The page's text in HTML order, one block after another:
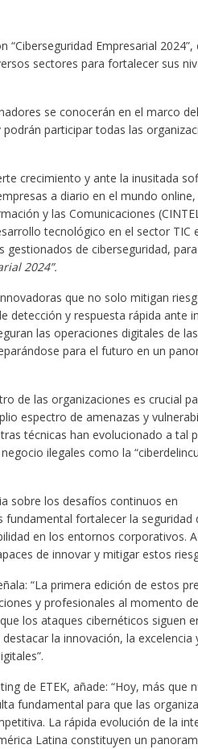
“Ciberseguridad Empresarial 2024”,
sectores para fortalecer sus
se conocerán en el marco del
participar todas las
crecimiento y ante la inusitada
a diario en el mundo
y las Comunicaciones
tecnológico en el sector TIC
gestionados de ciberseguridad,
2024”.
que no solo mitigan
detección y respuesta rápida ante
las operaciones digitales de las
para el futuro en un
de las organizaciones es crucial
espectro de amenazas y
técnicas han evolucionado a tal
ilegales como la
sobre los desafíos continuos en
fundamental fortalecer la seguridad
en los entornos corporativos.
de innovar y mitigar estos
“La primera edición de estos
y profesionales al momento de
los ataques cibernéticos siguen
la innovación, la excelencia
de ETEK, añade: “Hoy, más que
fundamental para que las
La rápida evolución de la
Latina constituyen un